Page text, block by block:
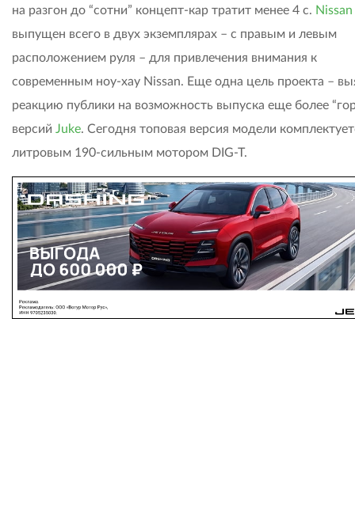
на разгон до “сотни” концепт-кар тратит менее 4 с.
выпущен всего в двух экземплярах – с правым и левым
расположением руля – для привлечения внимания к
современным ноу-хау Nissan. Еще одна цель проекта –
реакцию публики на возможность выпуска еще более
версий Juke. Сегодня топовая версия модели
литровым 190-сильным мотором DIG-T.